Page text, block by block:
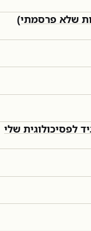
לפסיכולוגית שלי